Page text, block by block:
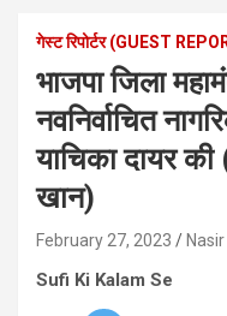
गेस्ट रिपोर्टर (GUEST
भाजपा जिला
नवनिर्वाचित
याचिका दायर की
खान)
February 27, 2023
Sufi Ki Kalam Se